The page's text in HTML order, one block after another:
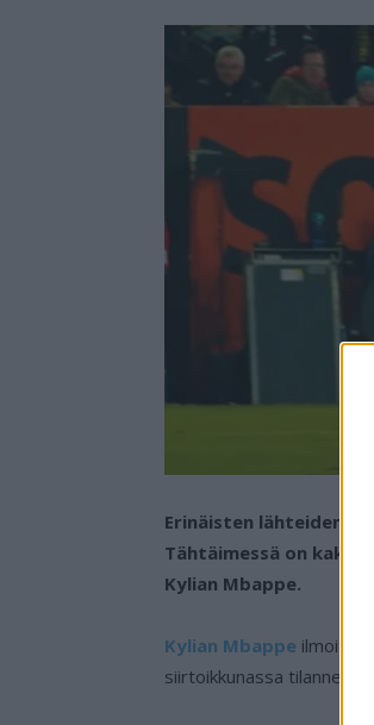
Erinäisten lähteiden
Tähtäimessä on kaksi
Kylian Mbappe.
Kylian Mbappe ilmoitti
siirtoikkunassa tilanne